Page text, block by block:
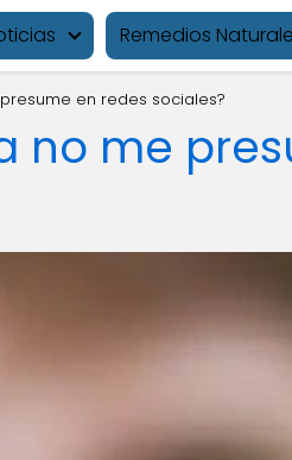
Remedios
en redes sociales?
no me